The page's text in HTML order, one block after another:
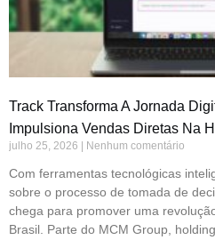
Track Transforma A Jornada
Impulsiona Vendas Diretas Na
julho 25, 2026 Nenhum comentário
Com ferramentas tecnológicas
sobre o processo de tomada de
chega para promover uma
Brasil. Parte do MCM Group,